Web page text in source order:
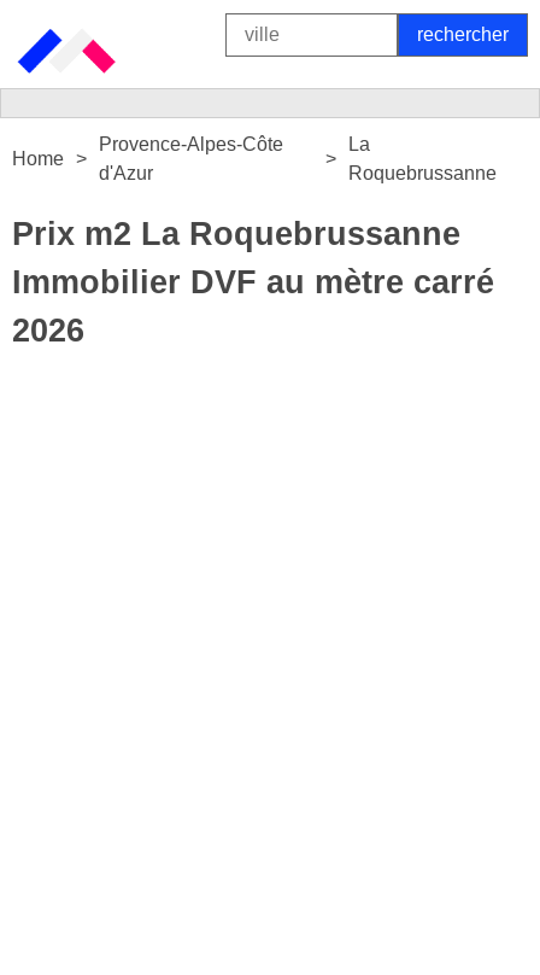
Home
Provence-Alpes-Côte
d'Azur
La
Roquebrussanne
Prix m2 La Roquebrussanne
Immobilier DVF au mètre carré
2026